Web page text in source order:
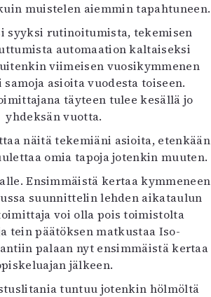
Info
ja irtonumerot
Yhteistyössä
Toimitus
Mediatiedot
Kaltio ry
muistelen aiemmin tapahtuneen.
syyksi rutinoitumista, tekemisen
automaation kaltaiseksi
viimeisen vuosikymmenen
asioita vuodesta toiseen.
täyteen tulee kesällä jo
yhdeksän vuotta.
näitä tekemiäni asioita, etenkään
omia tapoja jotenkin muuten.
Ensimmäistä kertaa kymmeneen
suunnittelin lehden aikataulun
voi olla pois toimistolta
tein päätöksen matkustaa Iso-
palaan nyt ensimmäistä kertaa
jälkeen.
tuntuu jotenkin hölmöltä